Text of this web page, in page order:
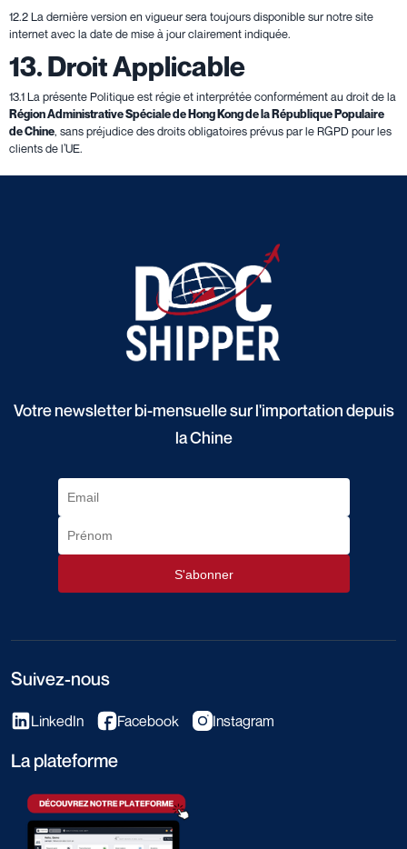
12.2 La dernière version en vigueur sera toujours disponible sur notre site
internet avec la date de mise à jour clairement indiquée.
13. Droit Applicable
13.1 La présente Politique est régie et interprétée conformément au droit de la
Région Administrative Spéciale de Hong Kong de la République Populaire
de Chine, sans préjudice des droits obligatoires prévus par le RGPD pour les
clients de l’UE.
Votre newsletter bi-mensuelle sur l'importation depuis
la Chine
Suivez-nous
LinkedIn Facebook Instagram
La plateforme